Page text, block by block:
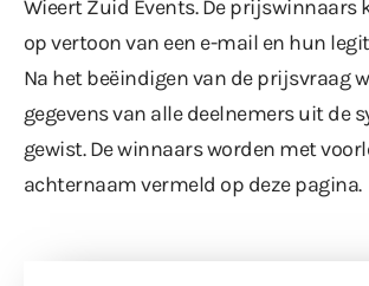
Wieert Zuid Events. De prijswinnaars
op vertoon van een e-mail en hun
Na het beëindigen van de prijsvraag
gegevens van alle deelnemers uit de
gewist. De winnaars worden met
achternaam vermeld op deze pagina.